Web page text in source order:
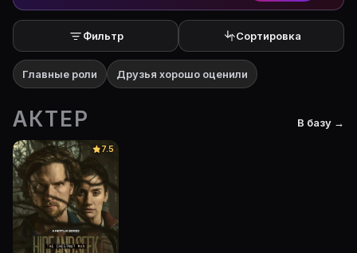
Фильтр Сортировка
Главные роли Друзья хорошо оценили
АКТЕР В базу →
7.5